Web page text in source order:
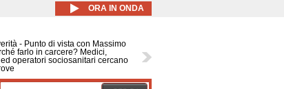
ORA IN ONDA
- Punto di vista con Massimo
farlo in carcere? Medici,
operatori sociosanitari cercano